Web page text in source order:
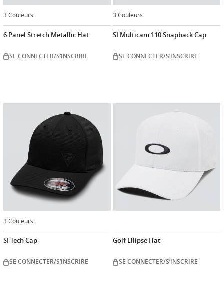
3 Couleurs
6 Panel Stretch Metallic Hat
SE CONNECTER/S’INSCRIRE
3 Couleurs
SI Multicam 110 Snapback Cap
SE CONNECTER/S’INSCRIRE
3 Couleurs
SI Tech Cap
SE CONNECTER/S’INSCRIRE
Golf Ellipse Hat
SE CONNECTER/S’INSCRIRE